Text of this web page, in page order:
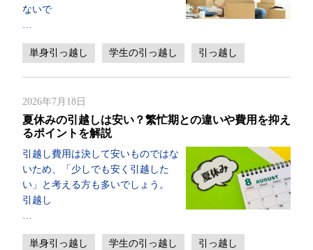
ないで
単身引っ越し 学生の引っ越し 引っ越し
2026年7月18日
夏休みの引越しは安い？繁忙期との違いや費用を抑え
るポイントを解説
引越し費用は決して安いものではな
いため、「少しでも安く引越した
い」と考える方も多いでしょう。
引越し
単身引っ越し 学生の引っ越し 引っ越し